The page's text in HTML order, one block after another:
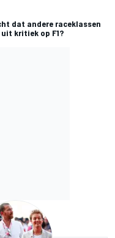
dat andere raceklassen
kritiek op F1?